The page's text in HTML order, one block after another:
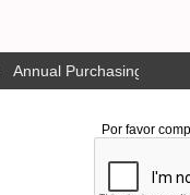
Annual Purchasing Plan
Por favor